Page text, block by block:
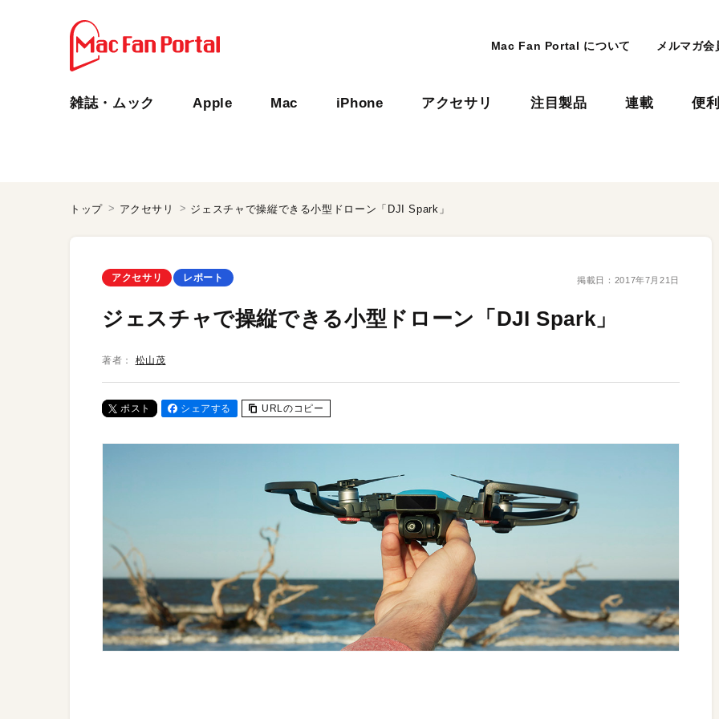
Mac Fan Portal について メルマガ会
雑誌・ムック Apple Mac iPhone アクセサリ 注目製品 連載 便
トップ アクセサリ ジェスチャで操縦できる小型ドローン「DJI Spark」
アクセサリ レポート 掲載日： 2017年7月21日
ジェスチャで操縦できる小型ドローン「DJI Spark」
著者： 松山茂
ポスト シェアする URLのコピー